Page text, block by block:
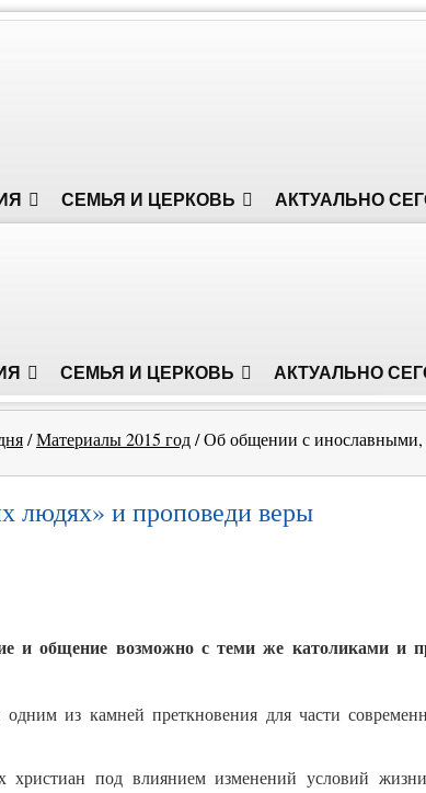
СЕМЬЯ И ЦЕРКОВЬ АКТУАЛЬНО
СЕМЬЯ И ЦЕРКОВЬ АКТУАЛЬНО
/Материалы 2015 год/Об общении с
людях» и проповеди веры
и общение возможно с теми же католиками
из камней преткновения для части
христиан под влиянием изменений условий